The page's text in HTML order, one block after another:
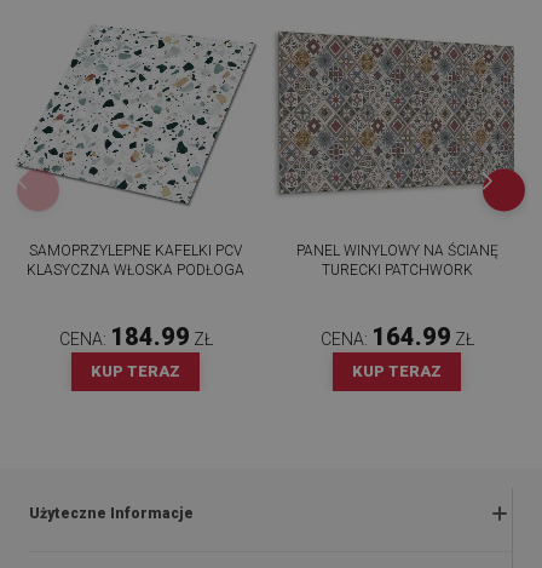
SAMOPRZYLEPNE KAFELKI PCV
KLASYCZNA WŁOSKA PODŁOGA
CENA: 184.99 ZŁ
KUP TERAZ
PANEL WINYLOWY NA ŚCIANĘ
TURECKI PATCHWORK
CENA: 164.99 ZŁ
KUP TERAZ
Użyteczne Informacje